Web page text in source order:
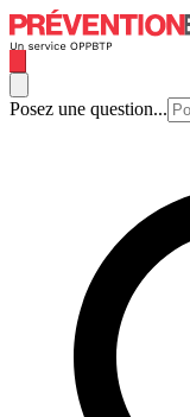
Posez une question...